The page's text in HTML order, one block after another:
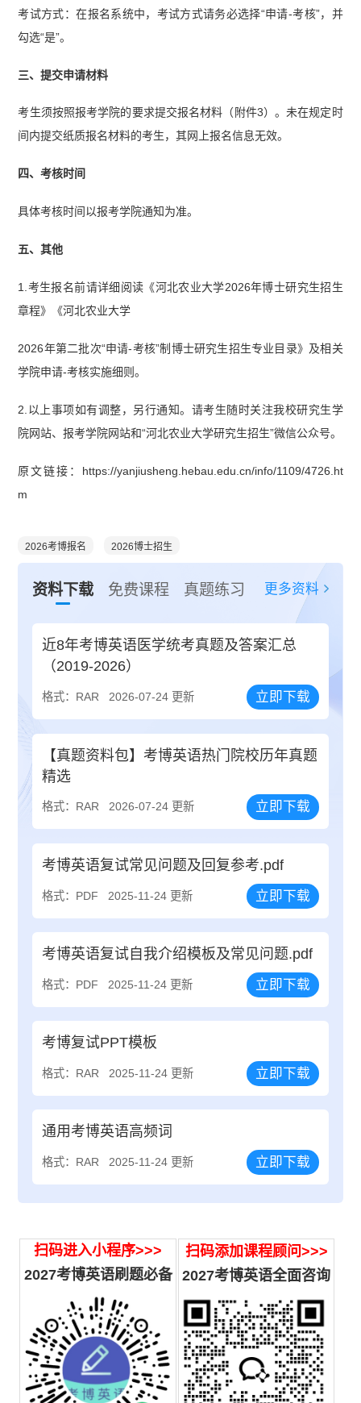
考试方式：在报名系统中，考试方式请务必选择“申请-考核”，并
勾选“是”。
三、提交申请材料
考生须按照报考学院的要求提交报名材料（附件3）。未在规定时
间内提交纸质报名材料的考生，其网上报名信息无效。
四、考核时间
具体考核时间以报考学院通知为准。
五、其他
1.考生报名前请详细阅读《河北农业大学2026年博士研究生招生
章程》《河北农业大学
2026年第二批次“申请-考核”制博士研究生招生专业目录》及相关
学院申请-考核实施细则。
2.以上事项如有调整，另行通知。请考生随时关注我校研究生学
院网站、报考学院网站和“河北农业大学研究生招生”微信公众号。
原文链接：https://yanjiusheng.hebau.edu.cn/info/1109/4726.ht
m
2026考博报名 2026博士招生
资料下载 免费课程 真题练习 更多资料
近8年考博英语医学统考真题及答案汇总
（2019-2026）
格式：RAR 2026-07-24 更新 立即下载
【真题资料包】考博英语热门院校历年真题
精选
格式：RAR 2026-07-24 更新 立即下载
考博英语复试常见问题及回复参考.pdf
格式：PDF 2025-11-24 更新 立即下载
考博英语复试自我介绍模板及常见问题.pdf
格式：PDF 2025-11-24 更新 立即下载
考博复试PPT模板
格式：RAR 2025-11-24 更新 立即下载
通用考博英语高频词
格式：RAR 2025-11-24 更新 立即下载
扫码进入小程序>>>
2027考博英语刷题必备
扫码添加课程顾问>>>
2027考博英语全面咨询